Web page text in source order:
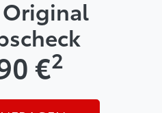
Original
€2